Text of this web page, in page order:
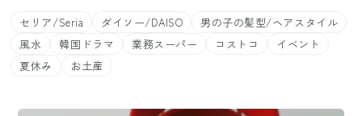
セリア/Seria ダイソー/DAISO
男の子の髪型/ヘアスタイル
風水
韓国ドラマ 業務スーパー コストコ
イベント
夏休み
お土産